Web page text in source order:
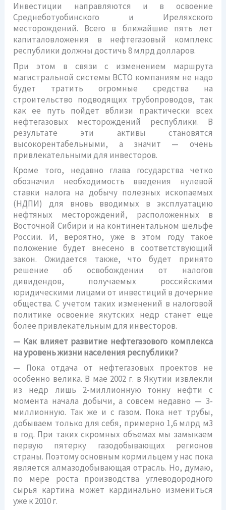
Инвестиции направляются и в освоение
Среднеботуобинского и Иреляхского
месторождений. Всего в ближайшие пять лет
капиталовложения в нефтегазовый комплекс
республики должны достичь 8 млрд долларов.
При этом в связи с изменением маршрута
магистральной системы ВСТО компаниям не надо
будет тратить огромные средства на
строительство подводящих трубопроводов, так
как ее путь пойдет вблизи практически всех
нефтегазовых месторождений республики. В
результате эти активы становятся
высокорентабельными, а значит — очень
привлекательными для инвесторов.
Кроме того, недавно глава государства четко
обозначил необходимость введения нулевой
ставки налога на добычу полезных ископаемых
(НДПИ) для вновь вводимых в эксплуатацию
нефтяных месторождений, расположенных в
Восточной Сибири и на континентальном шельфе
России. И, вероятно, уже в этом году такое
положение будет внесено в соответствующий
закон. Ожидается также, что будет принято
решение об освобождении от налогов
дивидендов, получаемых российскими
юридическими лицами от инвестиций в дочерние
общества. С учетом таких изменений в налоговой
политике освоение якутских недр станет еще
более привлекательным для инвесторов.
— Как влияет развитие нефтегазового комплекса
на уровень жизни населения республики?
— Пока отдача от нефтегазовых проектов не
особенно велика. В мае 2002 г. в Якутии извлекли
из недр лишь 2-миллионную тонну нефти с
момента начала добычи, а совсем недавно — 3-
миллионную. Так же и с газом. Пока нет трубы,
добываем только для себя, примерно 1,6 млрд м3
в год. При таких скромных объемах мы замыкаем
первую пятерку газодобывающих регионов
страны. Поэтому основным кормильцем у нас пока
является алмазодобывающая отрасль. Но, думаю,
по мере роста производства углеводородного
сырья картина может кардинально измениться
уже к 2010 г.